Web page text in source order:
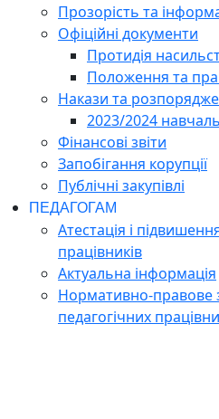
Прозорість та
Офіційні документи
Протидія
Положення та
Накази та
2023/2024
Фінансові звіти
Запобігання корупції
Публічні закупівлі
ПЕДАГОГАМ
Атестація і
працівників
Актуальна інформація
Нормативно-правове
педагогічних